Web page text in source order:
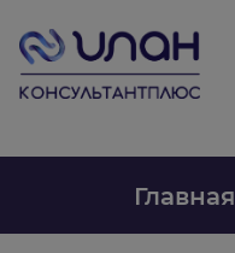
Главная